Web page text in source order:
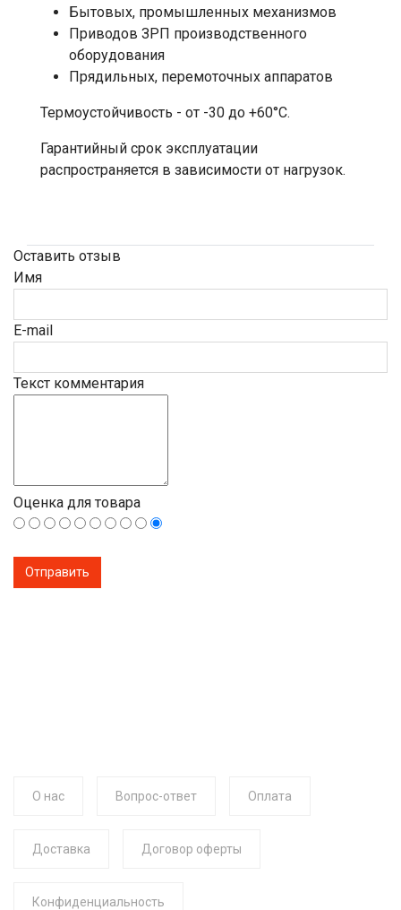
Бытовых, промышленных механизмов
Приводов ЗРП производственного
оборудования
Прядильных, перемоточных аппаратов
Термоустойчивость - от -30 до +60°С.
Гарантийный срок эксплуатации
распространяется в зависимости от нагрузок.
Оставить отзыв
Имя
E-mail
Текст комментария
Оценка для товара
О нас Вопрос-ответ Оплата
Доставка Договор оферты
Конфиденциальность